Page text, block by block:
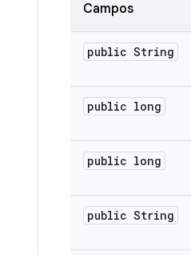
Campos
public String
public long
public long
public String